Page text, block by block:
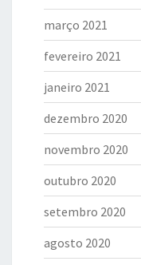
março 2021
fevereiro 2021
janeiro 2021
dezembro 2020
novembro 2020
outubro 2020
setembro 2020
agosto 2020